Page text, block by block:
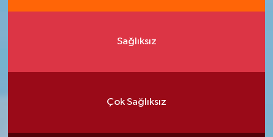
Sağlıksız
Çok Sağlıksız